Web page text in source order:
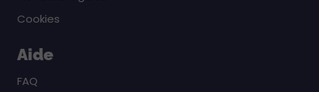
Cookies
Aide
FAQ